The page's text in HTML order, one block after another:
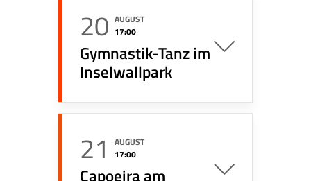
20 AUGUST
17:00
Gymnastik-Tanz im
Inselwallpark
21
AUGUST
17:00
Capoeira am